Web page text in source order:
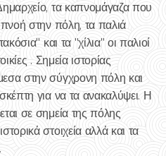
τα καπνομάγαζα που
πνοή στην πόλη, τα παλιά
και τα "χίλια" οι παλιοί
. Σημεία ιστορίας
στην σύγχρονη πόλη και
για να τα ανακαλύψει. Η
σε σημεία της πόλης
στοιχεία αλλά και τα